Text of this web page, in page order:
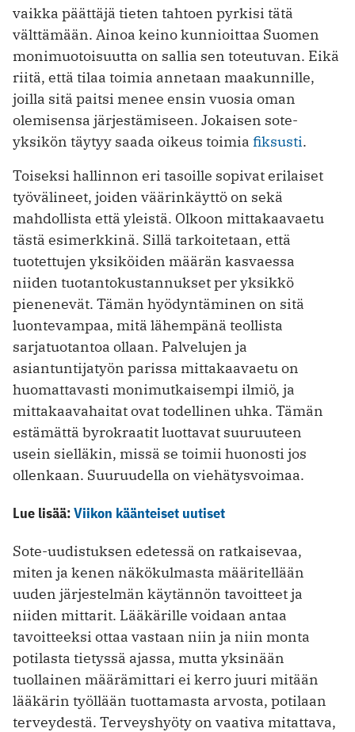
vaikka päättäjä tieten tahtoen pyrkisi tätä
välttämään. Ainoa keino kunnioittaa Suomen
monimuotoisuutta on sallia sen toteutuvan. Eikä
riitä, että tilaa toimia annetaan maakunnille,
joilla sitä paitsi menee ensin vuosia oman
olemisensa järjestämiseen. Jokaisen sote-
yksikön täytyy saada oikeus toimia fiksusti.
Toiseksi hallinnon eri tasoille sopivat erilaiset
työvälineet, joiden väärinkäyttö on sekä
mahdollista että yleistä. Olkoon mittakaavaetu
tästä esimerkkinä. Sillä tarkoitetaan, että
tuotettujen yksiköiden määrän kasvaessa
niiden tuotantokustannukset per yksikkö
pienenevät. Tämän hyödyntäminen on sitä
luontevampaa, mitä lähempänä teollista
sarjatuotantoa ollaan. Palvelujen ja
asiantuntijatyön parissa mittakaavaetu on
huomattavasti monimutkaisempi ilmiö, ja
mittakaavahaitat ovat todellinen uhka. Tämän
estämättä byrokraatit luottavat suuruuteen
usein sielläkin, missä se toimii huonosti jos
ollenkaan. Suuruudella on viehätysvoimaa.
Lue lisää:Viikon käänteiset uutiset
Sote-uudistuksen edetessä on ratkaisevaa,
miten ja kenen näkökulmasta määritellään
uuden järjestelmän käytännön tavoitteet ja
niiden mittarit. Lääkärille voidaan antaa
tavoitteeksi ottaa vastaan niin ja niin monta
potilasta tietyssä ajassa, mutta yksinään
tuollainen määrämittari ei kerro juuri mitään
lääkärin työllään tuottamasta arvosta, potilaan
terveydestä. Terveyshyöty on vaativa mitattava,